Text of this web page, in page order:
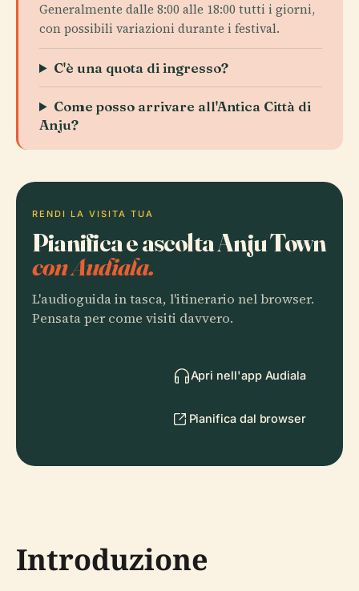
Generalmente dalle 8:00 alle 18:00 tutti i giorni,
con possibili variazioni durante i festival.
C'è una quota di ingresso?
Come posso arrivare all'Antica Città di
Anju?
RENDI LA VISITA TUA
Pianifica e ascolta Anju Town
con Audiala.
L'audioguida in tasca, l'itinerario nel browser.
Pensata per come visiti davvero.
Apri nell'app Audiala
Pianifica dal browser
Introduzione